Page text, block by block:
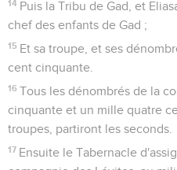
14 Puis la Tribu de Gad, et
chef des enfants de Gad ;
15 Et sa troupe, et ses
cent cinquante.
16 Tous les dénombrés de la
cinquante et un mille quatre
troupes, partiront les seconds.
17 Ensuite le Tabernacle